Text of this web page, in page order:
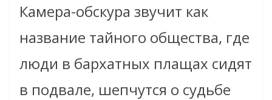
Камера-обскура звучит как
название тайного общества, где
люди в бархатных плащах сидят
в подвале, шепчутся о судьбе